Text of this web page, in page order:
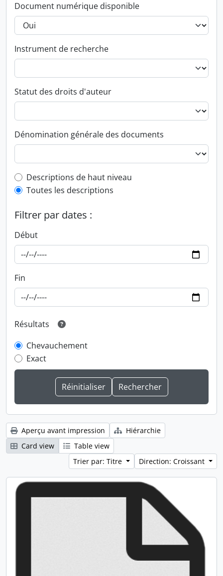
Document numérique disponible
Instrument de recherche
Statut des droits d'auteur
Dénomination générale des documents
Top-level description filter
Descriptions de haut niveau
Toutes les descriptions
Filtrer par dates :
Début
Fin
Résultats
Chevauchement
Exact
Aperçu avant impression
Hiérarchie
Card view
Table view
Trier par: Titre
Direction: Croissant